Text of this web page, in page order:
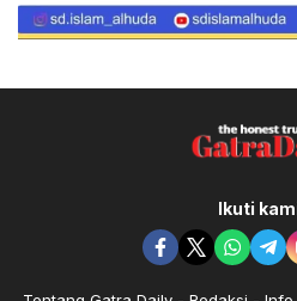
Ikuti